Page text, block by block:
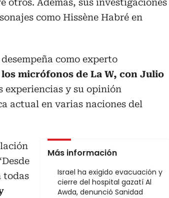
otros. Además, sus investigaciones
como Hissène Habré en
como experto
los micrófonos de La W, con Julio
experiencias y su opinión
actual en varias naciones del
Más información
Israel ha exigido evacuación y
cierre del hospital gazatí Al
Awda, denunció Sanidad
todas